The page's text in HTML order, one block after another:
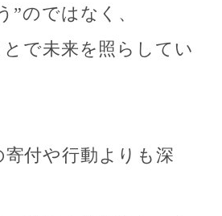
”のではなく、
で未来を照らしてい
付や行動よりも深